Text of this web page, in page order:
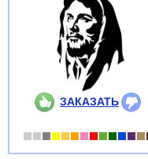
ЗАКАЗАТЬ